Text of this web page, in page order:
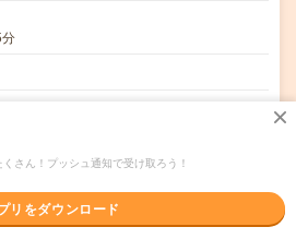
る方、大歓迎！
さん！プッシュ通知で受け取ろう！
リをダウンロード